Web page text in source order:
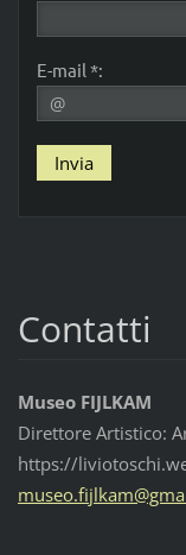
E-mail *:
Contatti
Museo FIJLKAM
Direttore Artistico:
https://
museo.fijlkam@gm